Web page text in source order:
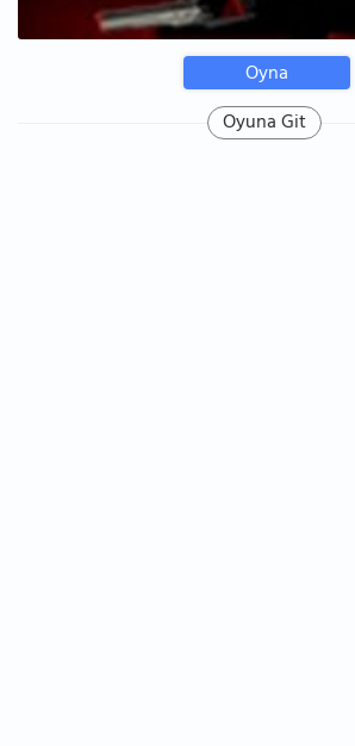
Oyna
Oyuna Git